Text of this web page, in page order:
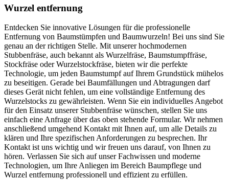
Wurzel entfernung
Entdecken Sie innovative Lösungen für die professionelle
Entfernung von Baumstümpfen und Baumwurzeln! Bei uns sind Sie
genau an der richtigen Stelle. Mit unserer hochmodernen
Stubbenfräse, auch bekannt als Wurzelfräse, Baumstumpffräse,
Stockfräse oder Wurzelstockfräse, bieten wir die perfekte
Technologie, um jeden Baumstumpf auf Ihrem Grundstück mühelos
zu beseitigen. Gerade bei Baumfällungen und Abtragungen darf
dieses Gerät nicht fehlen, um eine vollständige Entfernung des
Wurzelstocks zu gewährleisten. Wenn Sie ein individuelles Angebot
für den Einsatz unserer Stubbenfräse wünschen, stellen Sie uns
einfach eine Anfrage über das oben stehende Formular. Wir nehmen
anschließend umgehend Kontakt mit Ihnen auf, um alle Details zu
klären und Ihre spezifischen Anforderungen zu besprechen. Ihr
Kontakt ist uns wichtig und wir freuen uns darauf, von Ihnen zu
hören. Verlassen Sie sich auf unser Fachwissen und moderne
Technologien, um Ihre Anliegen im Bereich Baumpflege und
Wurzel entfernung professionell und effizient zu erfüllen.